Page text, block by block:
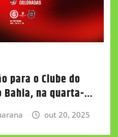
para o Clube do
Bahia, na quarta-…
out 20, 2025